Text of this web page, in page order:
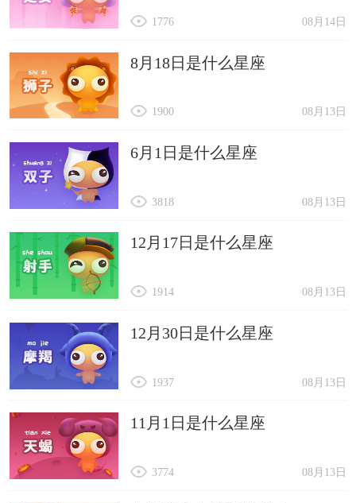
08月14日
1776
8月18日是什么星座
08月13日
1900
6月1日是什么星座
08月13日
3818
12月17日是什么星座
08月13日
1914
12月30日是什么星座
08月13日
1937
11月1日是什么星座
08月13日
3774